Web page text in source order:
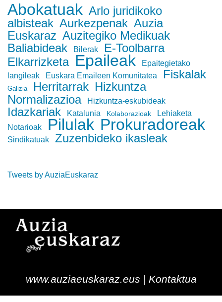
Abokatuak Arlo juridikoko
albisteak Aurkezpenak Auzia
Euskaraz Auzitegiko Medikuak
Baliabideak
Bilerak
E-Toolbarra
Elkarrizketa Epaileak
Epaitegietako
langileak
Euskara Emaileen Komunitatea Fiskalak
Galizia Herritarrak Hizkuntza
Normalizazioa
Hizkuntza-eskubideak
Idazkariak Katalunia Kolaborazioak
Lehiaketa
Notarioak
Pilulak Prokuradoreak
Sindikatuak Zuzenbideko ikasleak
Tweets by AuziaEuskaraz
www.auziaeuskaraz.eus | Kontaktua